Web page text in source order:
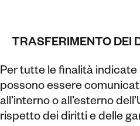
TRASFERIMENTO DEI
Per tutte le finalità indicate
possono essere
all’interno o all’esterno
rispetto dei diritti e delle